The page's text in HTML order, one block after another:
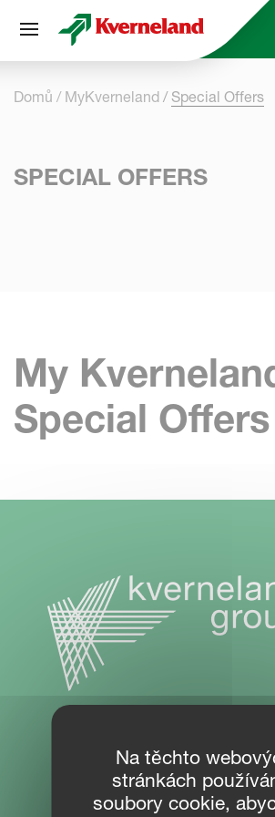
Skip to
Domů MyKverneland Special Offers
SPECIAL OFFERS
My
Special Offers
NAVIGACE
Ke stažení
Panel pro správu cookies
Na těchto
stránkách
soubory cookie,